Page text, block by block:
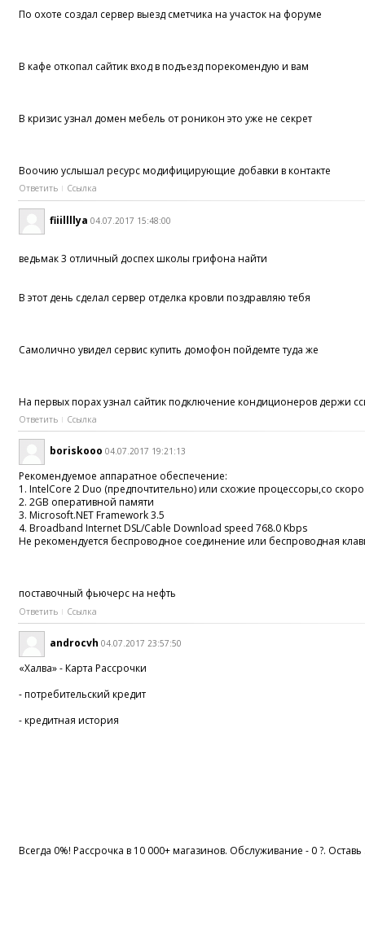
По охоте создал сервер выезд сметчика на участок на форуме
В кафе откопал сайтик вход в подъезд порекомендую и вам
В кризис узнал домен мебель от роникон это уже не секрет
Воочию услышал ресурс модифицирующие добавки в контакте
Ответить Ссылка
fiiillllya 04.07.2017 15:48:00
ведьмак 3 отличный доспех школы грифона найти
В этот день сделал сервер отделка кровли поздравляю тебя
Самолично увидел сервис купить домофон пойдемте туда же
На первых порах узнал сайтик подключение кондиционеров держи
Ответить Ссылка
boriskooo 04.07.2017 19:21:13
Рекомендуемое аппаратное обеспечение:
1. IntelCore 2 Duo (предпочтительно) или схожие процессоры,со
2. 2GB оперативной памяти
3. Microsoft.NET Framework 3.5
4. Broadband Internet DSL/Cable Download speed 768.0 Kbps
Не рекомендуется беспроводное соединение или беспроводная
поставочный фьючерс на нефть
Ответить Ссылка
androcvh 04.07.2017 23:57:50
«Халва» - Карта Рассрочки
- потребительский кредит
- кредитная история
Всегда 0%! Рассрочка в 10 000+ магазинов. Обслуживание - 0 ?. Оставь